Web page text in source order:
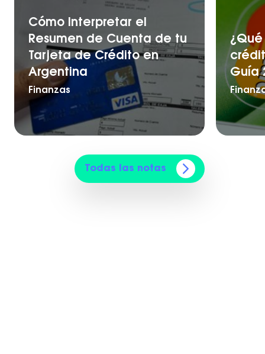
Cómo Interpretar el
Resumen de Cuenta de tu
Tarjeta de Crédito en
Argentina
Finanzas
Guía
Todas las notas